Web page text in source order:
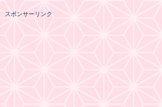
スポンサーリンク